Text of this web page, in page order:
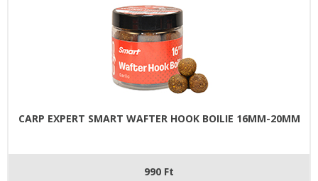
CARP EXPERT SMART WAFTER HOOK BOILIE 16MM-20MM
990 Ft